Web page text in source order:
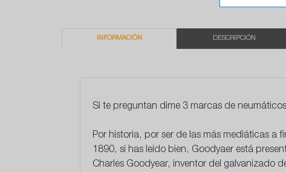
INFORMACIÓN DESCRIPCIÓN
Si te preguntan dime 3 marcas de
Por historia, por ser de las más mediáticas a
1890, sí has leído bien, Goodyaer está
Charles Goodyear, inventor del galvanizado